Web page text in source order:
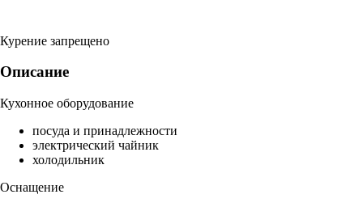
Курение запрещено
Описание
Кухонное оборудование
посуда и принадлежности
электрический чайник
холодильник
Оснащение